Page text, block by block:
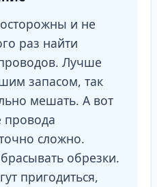
и не
раз найти
Лучше
запасом, так
мешать. А вот
провода
сложно.
обрезки.
пригодиться,